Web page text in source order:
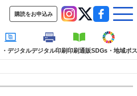
購読をお申込み
・デジタルデジタル印刷印刷通販SDGs・地域ポ